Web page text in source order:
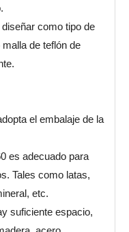
como tipo de
de teflón de
el embalaje de la
es adecuado para
Tales como latas,
etc.
suficiente espacio,